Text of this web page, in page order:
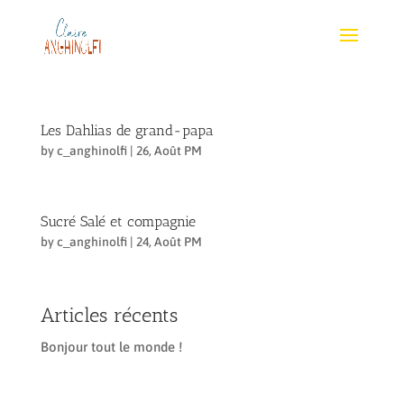
Les Dahlias de grand-papa
byc_anghinolfi | 26, Août PM
Sucré Salé et compagnie
byc_anghinolfi | 24, Août PM
Articles récents
Bonjour tout le monde !